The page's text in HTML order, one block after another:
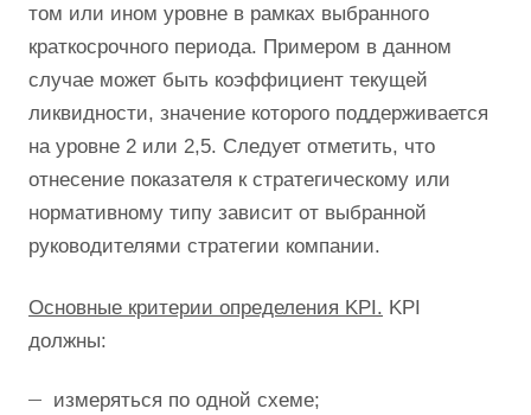
том или ином уровне в рамках выбранного
краткосрочного периода. Примером в данном
случае может быть коэффициент текущей
ликвидности, значение которого поддерживается
на уровне 2 или 2,5. Следует отметить, что
отнесение показателя к стратегическому или
нормативному типу зависит от выбранной
руководителями стратегии компании.
Основные критерии определения KPI. KPI
должны:
измеряться по одной схеме;